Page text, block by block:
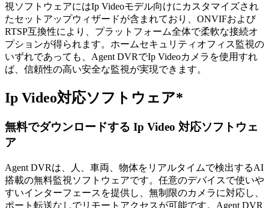
視ソフトウェアにはIp Videoモデル向けにカスタマイズされ
たセットアップウィザードが含まれており、ONVIFおよび
RTSP互換性により、プラットフォーム全体で柔軟な接続オ
プションが得られます。ホームセキュリティオフィス監視の
いずれであっても、Agent DVRでIp Videoカメラを使用すれ
ば、信頼性の高い安全な監視が実現できます。
Ip Video対応ソフトウェア*
無料でダウンロードする Ip Video 対応ソフトウェ
ア
Agent DVRは、人、車両、物体をリアルタイムで検出するAI
搭載の無料監視ソフトウェアです。任意のデバイスで使いや
すいインターフェースを提供し、無制限のカメラに対応し、
ポート転送なしでリモートアクセスが可能です。Agent DVR